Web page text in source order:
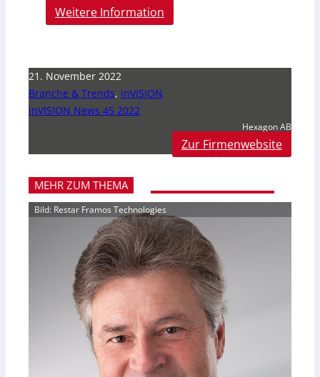
Weitere Information
21. November 2022
Branche & Trends, inVISION
inVISION News 45 2022
Hexagon AB
Zur Firmenwebsite
MEHR ZUM THEMA
Bild: Restar Framos Technologies